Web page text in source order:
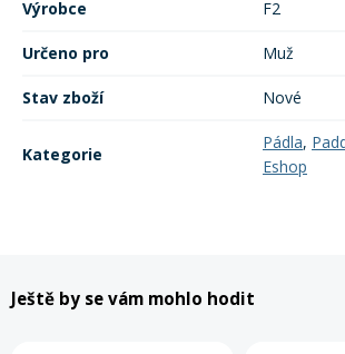
Výrobce F2
Určeno pro Muž
Stav zboží Nové
Kategorie
Pádla,
Eshop
Ještě by se vám mohlo hodit